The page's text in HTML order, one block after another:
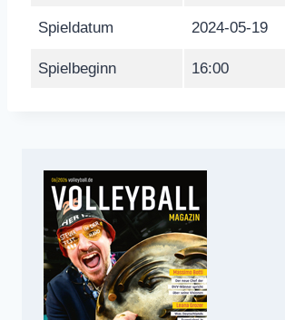
Spieldatum 2024-05-19
Spielbeginn 16:00